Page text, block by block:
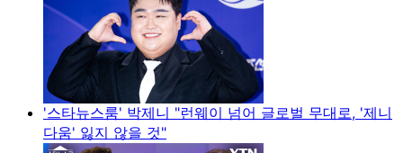
'스타뉴스룸' 박제니 "런웨이 넘어 글로벌 무대로, '제니
다움' 잃지 않을 것"